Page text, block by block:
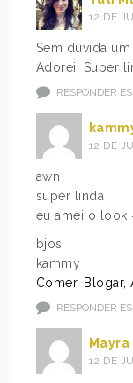
12 DE
Sem dúvida
Adorei! Super
RESPONDER
12 DE
awn
super linda
eu amei o look
bjos
kammy
Comer, Blogar,
RESPONDER
Mayra
12 DE